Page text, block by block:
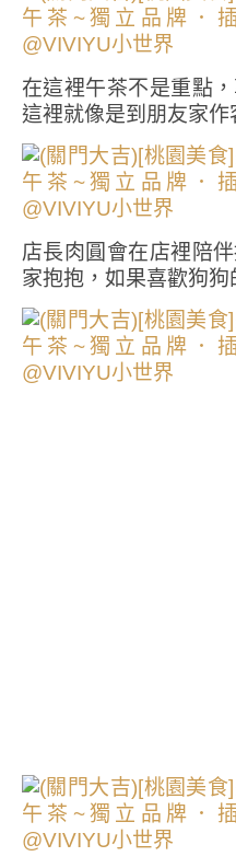
在這裡午茶不是重點
這裡就像是到朋友家作
店長肉圓會在店裡陪
家抱抱，如果喜歡狗